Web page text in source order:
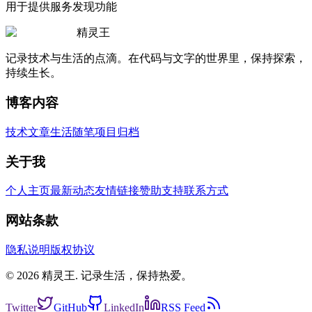
用于提供服务发现功能
精灵王
记录技术与生活的点滴。在代码与文字的世界里，保持探索，
持续生长。
博客内容
技术文章生活随笔项目归档
关于我
个人主页最新动态友情链接赞助支持联系方式
网站条款
隐私说明版权协议
© 2026 精灵王. 记录生活，保持热爱。
Twitter GitHub LinkedIn RSS Feed